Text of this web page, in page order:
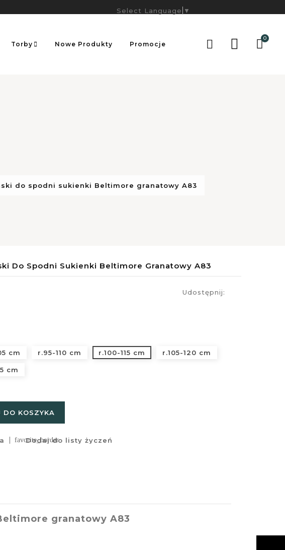
0

Torby Nowe Produkty Promocje
Select Language ▼
do spodni sukienki Beltimore granatowy A83
Do Spodni Sukienki Beltimore Granatowy A83
Udostępnij:
cm r.95-110 cm r.100-115 cm r.105-120 cm
cm
DO KOSZYKA
favorite_border
Dodaj do listy życzeń
granatowy A83